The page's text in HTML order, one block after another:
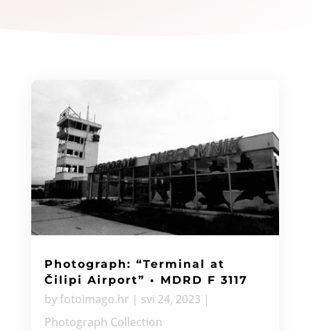
Photograph: “Terminal at
Čilipi Airport” • MDRD F 3117
byfotoimago.hr | svi 24, 2023 |
Photograph Collection